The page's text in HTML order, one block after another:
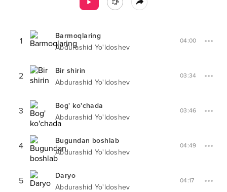
1
Barmoqlaring
Abdurashid Yo'ldoshev
04:00
2
Bir shirin
Abdurashid Yo'ldoshev
03:34
3
Bog' ko'chada
Abdurashid Yo'ldoshev
03:46
4
Bugundan boshlab
Abdurashid Yo'ldoshev
04:49
5
Daryo
Abdurashid Yo'ldoshev
04:17